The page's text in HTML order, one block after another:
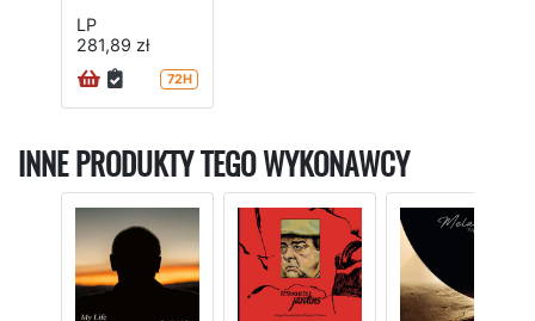
LP
281,89 zł
72H
INNE PRODUKTY TEGO WYKONAWCY